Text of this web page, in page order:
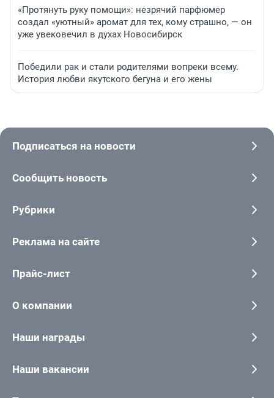
«Протянуть руку помощи»: незрячий парфюмер
создал «уютный» аромат для тех, кому страшно, — он
уже увековечил в духах Новосибирск
Победили рак и стали родителями вопреки всему.
История любви якутского бегуна и его жены
Подписаться на новости
Сообщить новость
Рубрики
Реклама на сайте
Прайс-лист
О компании
Наши награды
Наши вакансии